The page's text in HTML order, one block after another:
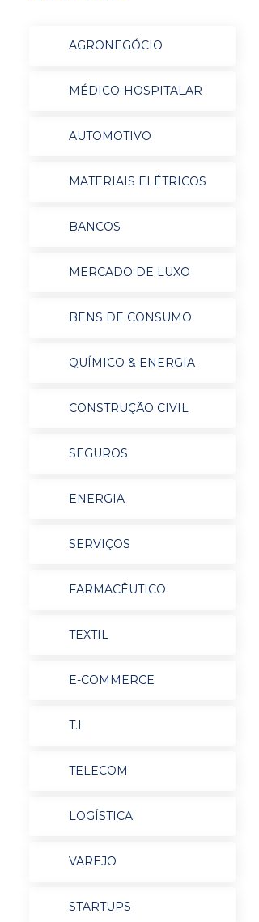
AGRONEGÓCIO
MÉDICO-HOSPITALAR
AUTOMOTIVO
MATERIAIS ELÉTRICOS
BANCOS
MERCADO DE LUXO
BENS DE CONSUMO
QUÍMICO & ENERGIA
CONSTRUÇÃO CIVIL
SEGUROS
ENERGIA
SERVIÇOS
FARMACÊUTICO
TEXTIL
E-COMMERCE
T.I
TELECOM
LOGÍSTICA
VAREJO
STARTUPS